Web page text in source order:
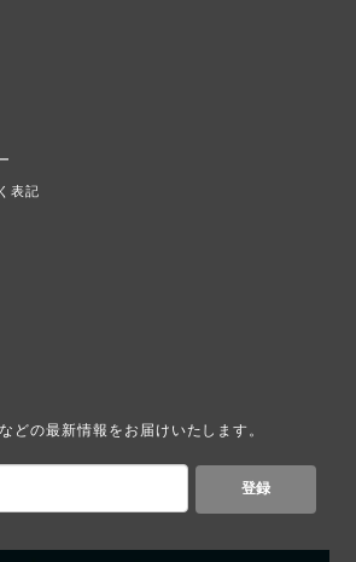
表記
どの最新情報をお届けいたします。
登録